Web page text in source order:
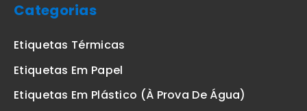
Categorias
Etiquetas Térmicas
Etiquetas Em Papel
Etiquetas Em Plástico (à Prova De Água)